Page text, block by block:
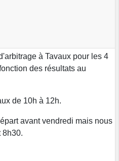
à Tavaux pour les 4
des résultats au
de 10h à 12h.
avant vendredi mais nous
8h30.